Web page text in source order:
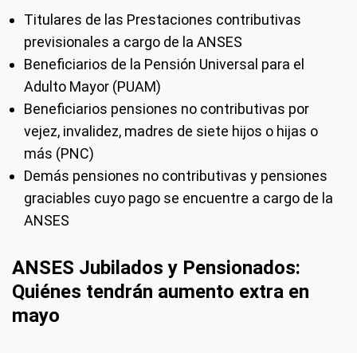
Titulares de las Prestaciones contributivas
previsionales a cargo de la ANSES
Beneficiarios de la Pensión Universal para el
Adulto Mayor (PUAM)
Beneficiarios pensiones no contributivas por
vejez, invalidez, madres de siete hijos o hijas o
más (PNC)
Demás pensiones no contributivas y pensiones
graciables cuyo pago se encuentre a cargo de la
ANSES
ANSES Jubilados y Pensionados:
Quiénes tendrán aumento extra en
mayo